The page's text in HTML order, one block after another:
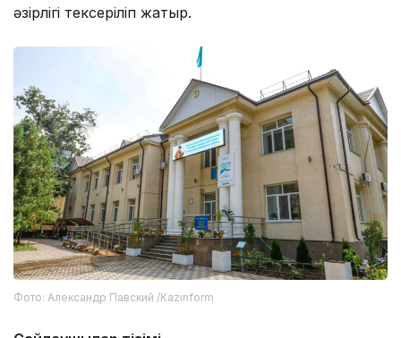
әзірлігі тексеріліп жатыр.
Фото: Александр Павский /Kazinform